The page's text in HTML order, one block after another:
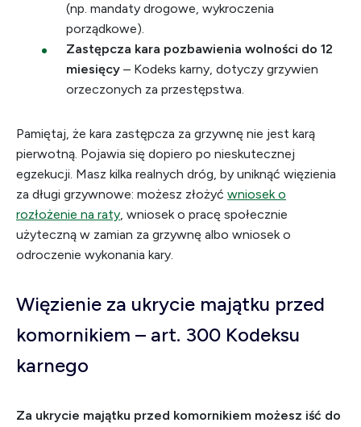
(np. mandaty drogowe, wykroczenia
porządkowe).
Zastępcza kara pozbawienia wolności do 12
miesięcy – Kodeks karny, dotyczy grzywien
orzeczonych za przestępstwa.
Pamiętaj, że kara zastępcza za grzywnę nie jest karą
pierwotną. Pojawia się dopiero po nieskutecznej
egzekucji. Masz kilka realnych dróg, by uniknąć więzienia
za długi grzywnowe: możesz złożyć wniosek o
rozłożenie na raty, wniosek o pracę społecznie
użyteczną w zamian za grzywnę albo wniosek o
odroczenie wykonania kary.
Więzienie za ukrycie majątku przed
komornikiem – art. 300 Kodeksu
karnego
Za ukrycie majątku przed komornikiem możesz iść do